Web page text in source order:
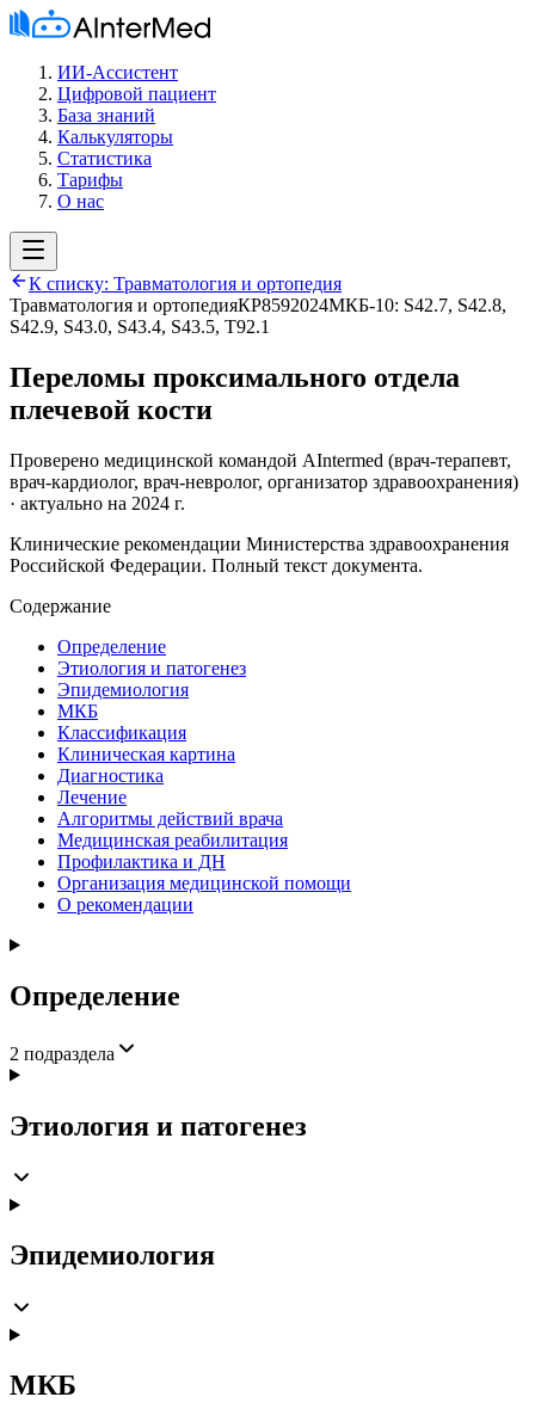
ИИ-Ассистент
Цифровой пациент
База знаний
Калькуляторы
Статистика
Тарифы
О нас
К списку: Травматология и ортопедия
Травматология и ортопедияКР8592024МКБ-10: S42.7, S42.8,
S42.9, S43.0, S43.4, S43.5, T92.1
Переломы проксимального отдела
плечевой кости
Проверено медицинской командой AIntermed (врач-терапевт,
врач-кардиолог, врач-невролог, организатор здравоохранения)
· актуально на 2024 г.
Клинические рекомендации Министерства здравоохранения
Российской Федерации. Полный текст документа.
Содержание
Определение
Этиология и патогенез
Эпидемиология
МКБ
Классификация
Клиническая картина
Диагностика
Лечение
Алгоритмы действий врача
Медицинская реабилитация
Профилактика и ДН
Организация медицинской помощи
О рекомендации
Определение
2 подраздела
Этиология и патогенез
Эпидемиология
МКБ